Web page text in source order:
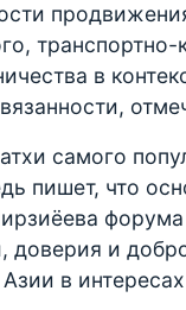
в
самого
пишет, что
доверия и
в